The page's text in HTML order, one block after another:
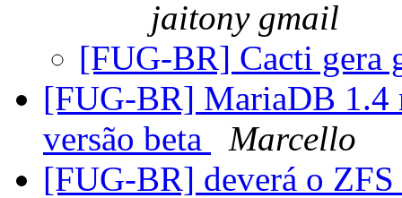
jaitony gmail
[FUG-BR] Cacti gera
[FUG-BR] MariaDB 1.4
versão beta
Marcello
[FUG-BR] deverá o